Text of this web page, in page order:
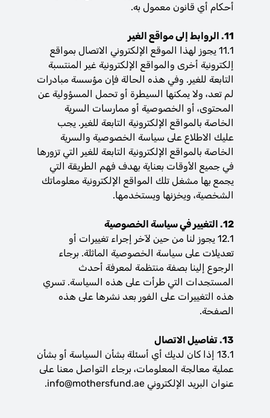
أحكام أي قانون معمول به.
11. الروابط إلى مواقع الغير
11.1 يجوز لهذا الموقع الإلكتروني الاتصال بمواقع
إلكترونية أخرى والمواقع الإلكترونية غير المنتسبة
التابعة للغير. وفي هذه الحالة فإن مؤسسة مبادرات
لم تعد، ولا يمكنها السيطرة أو تحمل المسؤولية عن
المحتوى، أو الخصوصية أو ممارسات السرية
الخاصة بالمواقع الإلكترونية التابعة للغير. يجب
عليك الاطلاع على سياسة الخصوصية والسرية
الخاصة بالمواقع الإلكترونية التابعة للغير التي تزورها
في جميع الأوقات بعناية بهدف فهم الطريقة التي
يجمع بها مشغل تلك المواقع الإلكترونية معلوماتك
الشخصية، ويخزنها ويستخدمها.
12. التغيير في سياسة الخصوصية
12.1 يجوز لنا من حين لآخر إجراء تغييرات أو
تعديلات على سياسة الخصوصية الماثلة. برجاء
الرجوع إلينا بصفة منتظمة لمعرفة أحدث
المستجدات التي طرأت على هذه السياسة. تسري
هذه التغييرات على الفور بعد نشرها على هذه
الصفحة.
13. تفاصيل الاتصال
13.1 إذا كان لديك أي أسئلة بشأن السياسة أو بشأن
عملية معالجة المعلومات، برجاء التواصل معنا على
عنوان البريد الإلكتروني info@mothersfund.ae
.